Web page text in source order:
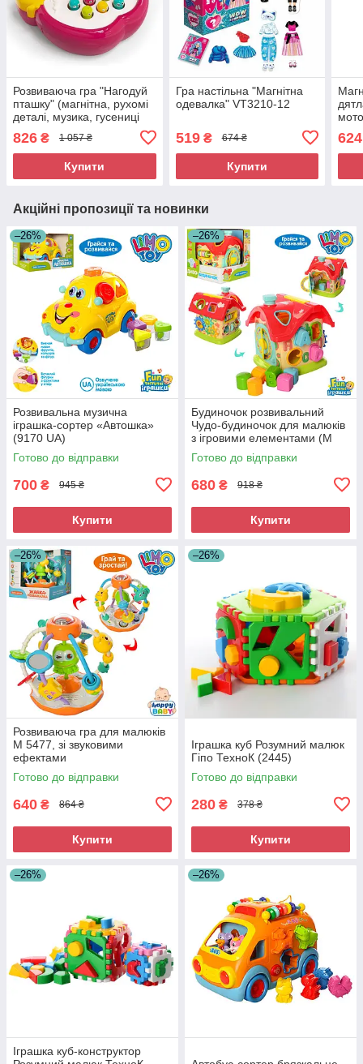
Розвиваюча гра "Нагодуй
пташку" (магнітна, рухомі
деталі, музика, гусениці
826 ₴ 1 057 ₴
Купити
Гра настільна "Магнітна
одевалка" VT3210-12
519₴ 674 ₴
Купити
624
Акційні пропозиції та новинки
–26%
Розвивальна музична
іграшка-сортер «Автошка»
(9170 UA)
Готово до відправки
700 ₴ 945 ₴
Купити
–26%
Будиночок розвивальний
Чудо-будиночок для малюків
з ігровими елементами (M
0001 U/R)
Готово до відправки
680 ₴ 918 ₴
Купити
–26%
Розвиваюча гра для малюків
M 5477, зі звуковими
ефектами
Готово до відправки
640 ₴ 864 ₴
Купити
–26%
Іграшка куб Розумний малюк
Гіпо ТехноК (2445)
Готово до відправки
280 ₴ 378 ₴
Купити
–26%
Іграшка куб-конструктор
–26%